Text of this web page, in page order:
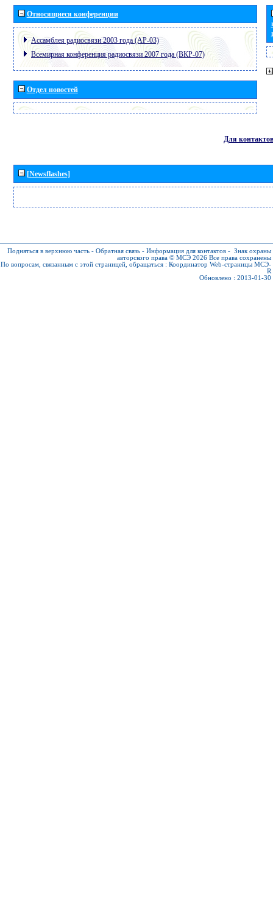
Относящиеся конференции
Ассамблея радиосвязи 2003 года (АР-03)
Всемирная конференция радиосвязи 2007 года (ВКР-07)
Отдел новостей
Для контактов
[Newsflashes]
Подняться в верхнюю часть - Обратная связь - Информация для контактов - Знак охраны
авторского права © МСЭ 2026 Все права сохранены
По вопросам, связанным с этой страницей, обращаться : Координатор Web-страницы МСЭ-
R
Обновлено : 2013-01-30